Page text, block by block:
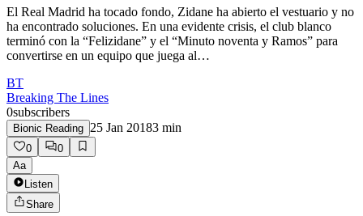
El Real Madrid ha tocado fondo, Zidane ha abierto el vestuario y no
ha encontrado soluciones. En una evidente crisis, el club blanco
terminó con la “Felizidane” y el “Minuto noventa y Ramos” para
convertirse en un equipo que juega al…
BT
Breaking The Lines
0subscribers
Bionic Reading 25 Jan 20183 min
0
0
Aa
Listen
Share